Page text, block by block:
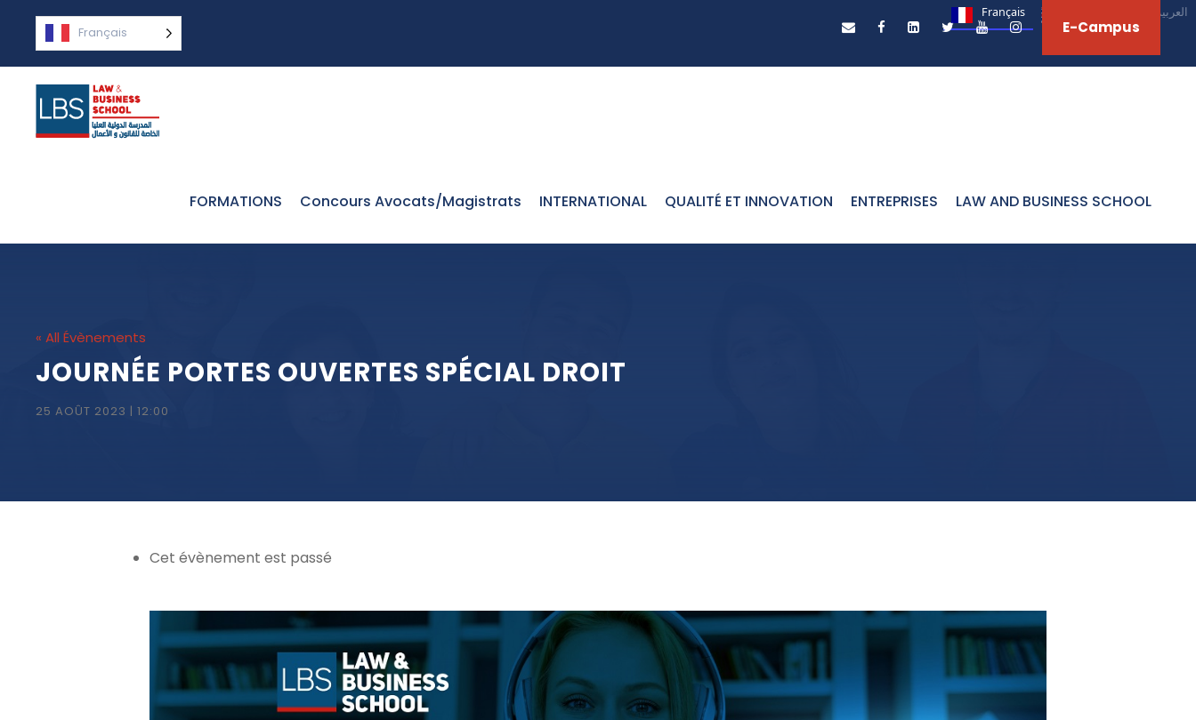
Français العربية‏
Français E-Campus
FORMATIONS Concours Avocats/Magistrats INTERNATIONAL QUALITÉ ET INNOVATION ENTREPRISES LAW AND BUSINESS SCHOOL
« All Évènements
JOURNÉE PORTES OUVERTES SPÉCIAL DROIT
25 AOÛT 2023 | 12:00
Cet évènement est passé